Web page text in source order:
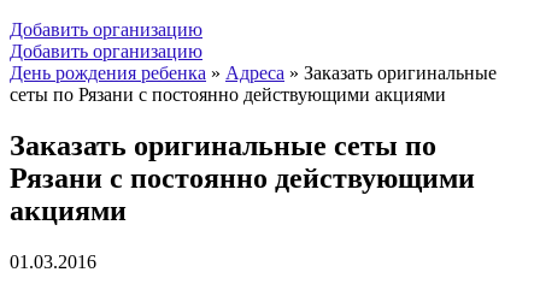
Добавить организацию
Добавить организацию
День рождения ребенка » Адреса » Заказать оригинальные
сеты по Рязани с постоянно действующими акциями
Заказать оригинальные сеты по
Рязани с постоянно действующими
акциями
01.03.2016